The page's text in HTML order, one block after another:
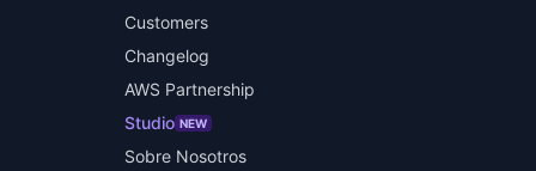
Customers
Changelog
AWS Partnership
Studio NEW
Sobre Nosotros